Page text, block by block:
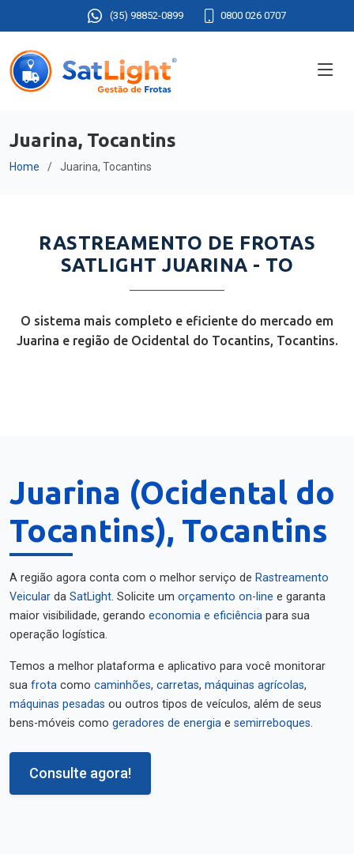
(35) 98852-0899 0800 026 0707
Juarina, Tocantins
Home Juarina, Tocantins
RASTREAMENTO DE FROTAS
SATLIGHT JUARINA - TO
O sistema mais completo e eficiente do mercado em
Juarina e região de Ocidental do Tocantins, Tocantins.
Juarina (Ocidental do
Tocantins), Tocantins
A região agora conta com o melhor serviço de Rastreamento
Veicular da SatLight. Solicite um orçamento on-line e garanta
maior visibilidade, gerando economia e eficiência para sua
operação logística.
Temos a melhor plataforma e aplicativo para você monitorar
sua frota como caminhões, carretas, máquinas agrícolas,
máquinas pesadas ou outros tipos de veículos, além de seus
bens-móveis como geradores de energia e semirreboques.
Consulte agora!